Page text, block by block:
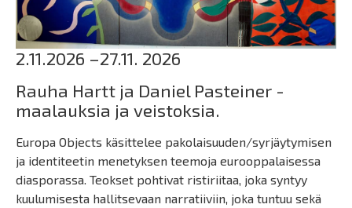
2.11.2026 –27.11. 2026
Rauha Hartt ja Daniel Pasteiner -
maalauksia ja veistoksia.
Europa Objects käsittelee pakolaisuuden/syrjäytymisen
ja identiteetin menetyksen teemoja eurooppalaisessa
diasporassa. Teokset pohtivat ristiriitaa, joka syntyy
kuulumisesta hallitsevaan narratiiviin, joka tuntuu sekä